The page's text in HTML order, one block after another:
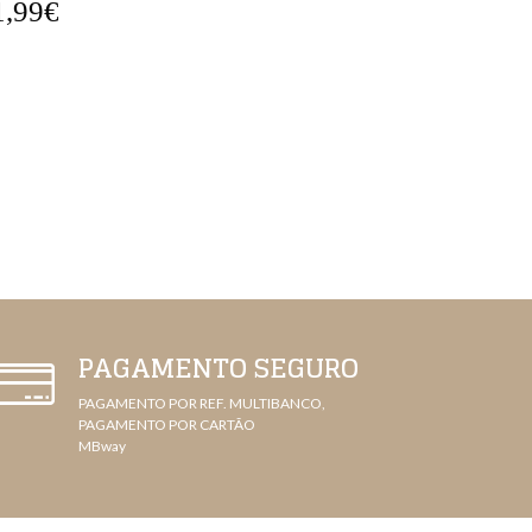
PAGAMENTO SEGURO
PAGAMENTO POR REF. MULTIBANCO,
PAGAMENTO POR CARTÃO
MBway